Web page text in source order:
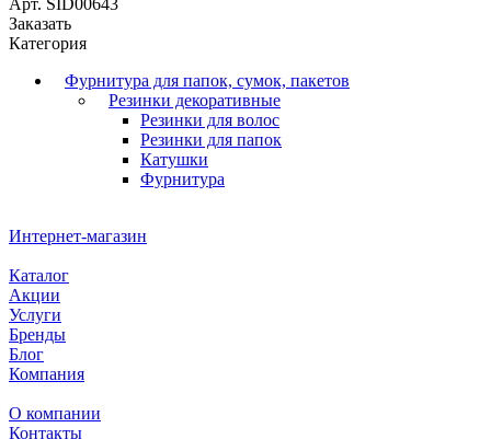
Заказать
Категория
Фурнитура для папок, сумок, пакетов
Резинки декоративные
Резинки для волос
Резинки для папок
Катушки
Фурнитура
Интернет-магазин
Каталог
Акции
Услуги
Бренды
Блог
Компания
О компании
Контакты